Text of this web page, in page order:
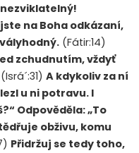
na Boha odkázaní,
(Fátir:14)
zchudnutím, vždyť
(Isrá´:31) A kdykoliv za ní
u ni potravu. I
Odpověděla: „To
obživu, komu
Přidržuj se tedy toho,